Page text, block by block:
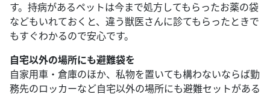
す。持病があるペットは今まで処方してもらったお薬の袋
などもいれておくと、違う獣医さんに診てもらったときで
もすぐわかるので安心です。
自宅以外の場所にも避難袋を
自家用車・倉庫のほか、私物を置いても構わないならば勤
務先のロッカーなど自宅以外の場所にも避難セットがある